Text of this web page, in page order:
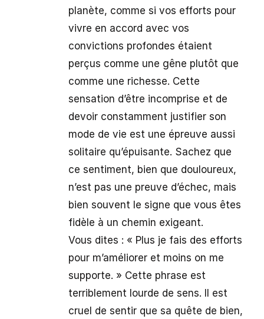
planète, comme si vos efforts pour
vivre en accord avec vos
convictions profondes étaient
perçus comme une gêne plutôt que
comme une richesse. Cette
sensation d’être incomprise et de
devoir constamment justifier son
mode de vie est une épreuve aussi
solitaire qu’épuisante. Sachez que
ce sentiment, bien que douloureux,
n’est pas une preuve d’échec, mais
bien souvent le signe que vous êtes
fidèle à un chemin exigeant.
Vous dites : « Plus je fais des efforts
pour m’améliorer et moins on me
supporte. » Cette phrase est
terriblement lourde de sens. Il est
cruel de sentir que sa quête de bien,